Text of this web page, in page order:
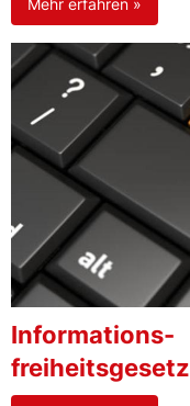
Informations-
freiheitsgesetz